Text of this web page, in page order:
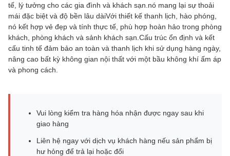
tế, lý tưởng cho các gia đình và khách sạn.nó mang lại sự thoải
mái đặc biệt và độ bền lâu dàiVới thiết kế thanh lịch, hào phóng,
nó kết hợp vẻ đẹp và tính thực tế, phù hợp hoàn hảo trong phòng
khách, phòng khách và sảnh khách sạn.Cấu trúc ổn định và kết
cấu tinh tế đảm bảo an toàn và thanh lịch khi sử dụng hàng ngày,
nâng cao bất kỳ không gian nội thất với một bầu không khí ấm áp
và phong cách.
Vui lòng kiểm tra hàng hóa nhận được ngay sau khi
giao hàng
Liên hệ ngay với dịch vụ khách hàng nếu sản phẩm bị
hư hỏng để trả lại hoặc đổi